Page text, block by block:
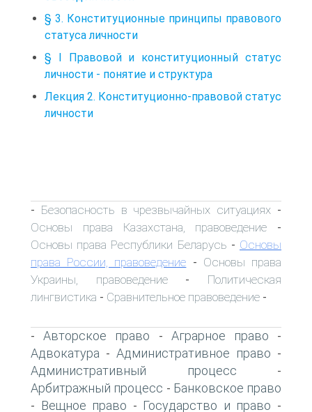
§ 3. Конституционные принципы правового
статуса личности
§ I Правовой и конституционный статус
личности - понятие и структура
Лекция 2. Конституционно-правовой статус
личности
- Безопасность в чрезвычайных ситуациях -
Основы права Казахстана, правоведение -
Основы права Республики Беларусь - Основы
права России, правоведение - Основы права
Украины, правоведение- Политическая
лингвистика - Сравнительное правоведение -
-Авторское право - Аграрное право -
Адвокатура - Административное право -
Административный процесс -
Арбитражный процесс - Банковское право
- Вещное право - Государство и право -